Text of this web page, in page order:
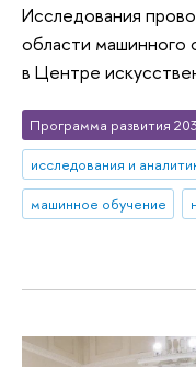
Исследования
области машинного
в Центре
Программа развития
исследования и
машинное обучение